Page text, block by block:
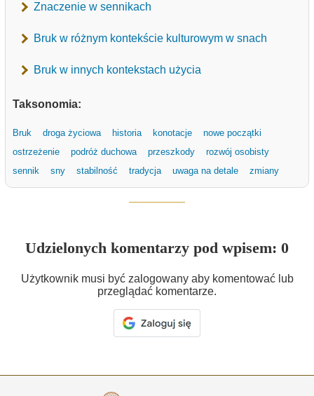
Znaczenie w sennikach
Bruk w różnym kontekście kulturowym w snach
Bruk w innych kontekstach użycia
Taksonomia:
Bruk droga życiowa historia konotacje
nowe początki
ostrzeżenie
podróż duchowa przeszkody
rozwój osobisty
sennik
sny stabilność tradycja uwaga na detale zmiany
Udzielonych komentarzy pod wpisem: 0
Użytkownik musi być zalogowany aby komentować lub
przeglądać komentarze.